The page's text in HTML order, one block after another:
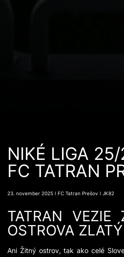
NIKÉ LIGA
FC TATRAN
23. november 2025 ǀ FC Tatran Prešov ǀ JK82
TATRAN VEZIE
OSTROVA
Ani Žitný ostrov, tak ako celé